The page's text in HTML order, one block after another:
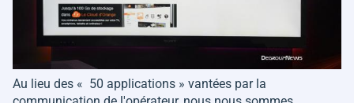
Au lieu des « 50 applications » vantées par la